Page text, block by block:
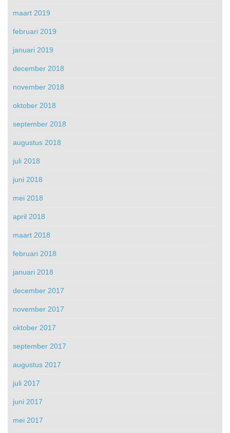
maart 2019
februari 2019
januari 2019
december 2018
november 2018
oktober 2018
september 2018
augustus 2018
juli 2018
juni 2018
mei 2018
april 2018
maart 2018
februari 2018
januari 2018
december 2017
november 2017
oktober 2017
september 2017
augustus 2017
juli 2017
juni 2017
mei 2017